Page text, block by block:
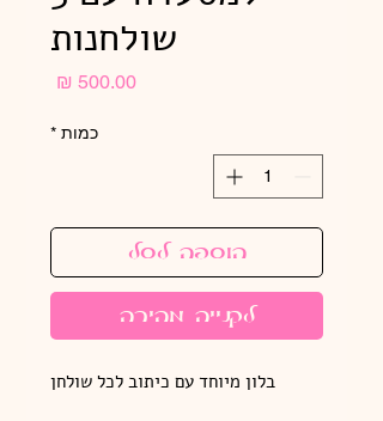
שולחנות
כמות *
הוספה לסל
לקנייה מהירה
בלון מיוחד עם כיתוב לכל שולחן